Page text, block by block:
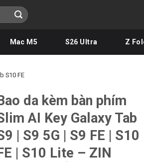
Mac M5 S26 Ultra Z
S10 FE
da kèm bàn phím
AI Key Galaxy Tab
| S9 5G | S9 FE | S10
| S10 Lite – ZIN